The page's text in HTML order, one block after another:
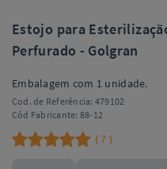
Estojo para
Perfurado - Golgran
Embalagem com 1 unidade.
Cod. de Referência: 479102
Cód Fabricante: 88-12
( 7 )